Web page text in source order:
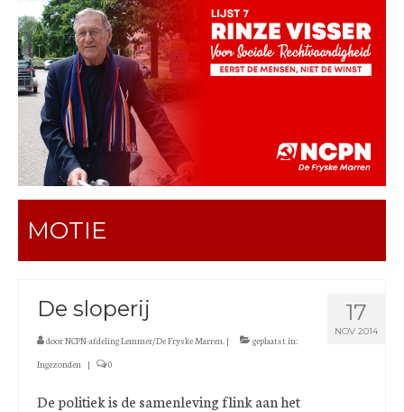
Contact
Kandidatenlijst 2022
Verkiezingsprogramma 2022
NCPN landelijk
MOTIE
17
NOV 2014
De sloperij
doorNCPN-afdeling Lemmer/De Fryske Marren. |
geplaatst in:
Ingezonden | 0
De politiek is de samenleving flink aan het